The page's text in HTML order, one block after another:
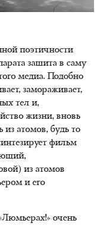
поэтичности
зашита в саму
медиа. Подобно
замораживает,
тел и,
жизни, вновь
из атомов, будь то
фильм
из атомов
и его
очень